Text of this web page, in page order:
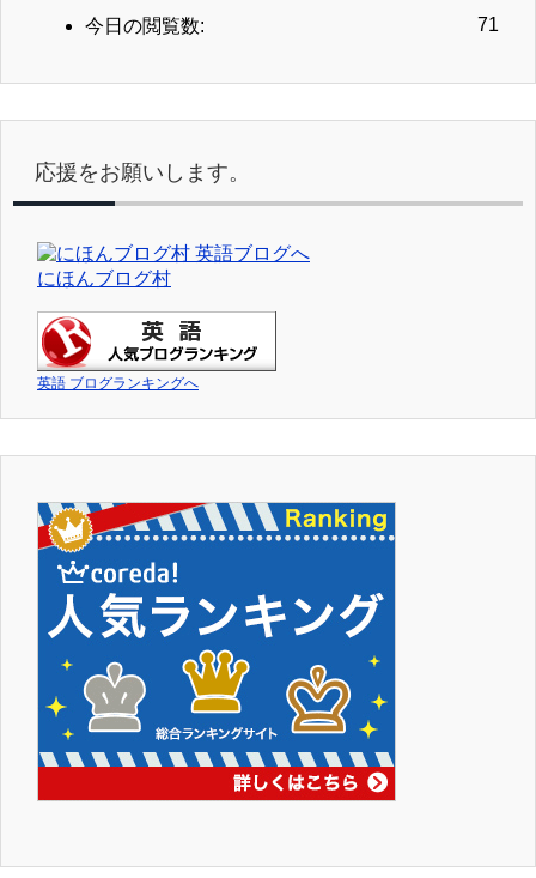
71
今日の閲覧数:
応援をお願いします。
にほんブログ村
英語 ブログランキングへ